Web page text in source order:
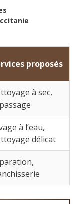
proposés
à sec,
à l’eau,
délicat